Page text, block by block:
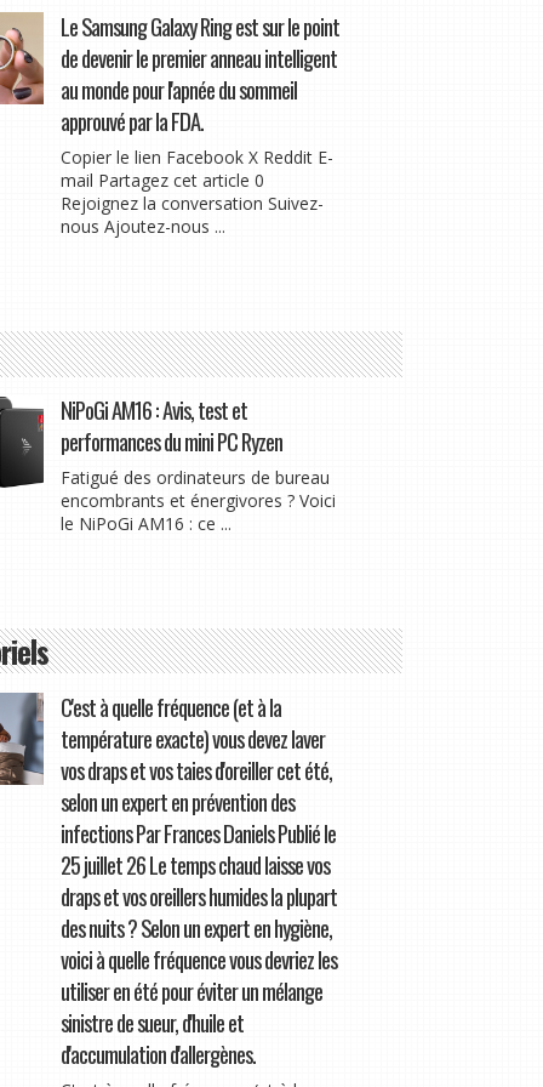
Le Samsung Galaxy Ring est sur le point
de devenir le premier anneau intelligent
au monde pour l'apnée du sommeil
approuvé par la FDA.
Copier le lien Facebook X Reddit E-
mail Partagez cet article 0
Rejoignez la conversation Suivez-
nous Ajoutez-nous ...
NiPoGi AM16 : Avis, test et
performances du mini PC Ryzen
Fatigué des ordinateurs de bureau
encombrants et énergivores ? Voici
le NiPoGi AM16 : ce ...
C'est à quelle fréquence (et à la
température exacte) vous devez laver
vos draps et vos taies d'oreiller cet été,
selon un expert en prévention des
infections Par Frances Daniels Publié le
25 juillet 26 Le temps chaud laisse vos
draps et vos oreillers humides la plupart
des nuits ? Selon un expert en hygiène,
voici à quelle fréquence vous devriez les
utiliser en été pour éviter un mélange
sinistre de sueur, d'huile et
d'accumulation d'allergènes.